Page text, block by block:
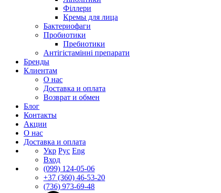
Філлери
Кремы для лица
Бактериофаги
Пробиотики
Пребиотики
Антігістамінні препарати
Бренды
Клиентам
О нас
Доставка и оплата
Возврат и обмен
Блог
Контакты
Акции
О нас
Доставка и оплата
Укр Рус Eng
Вход
(099) 124-05-06
+37 (360) 46-53-20
(736) 973-69-48